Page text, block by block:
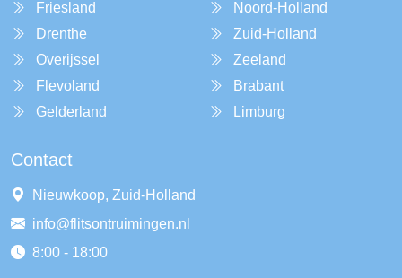
Friesland
Drenthe
Overijssel
Flevoland
Gelderland
Noord-Holland
Zuid-Holland
Zeeland
Brabant
Limburg
Contact
Nieuwkoop, Zuid-Holland
info@flitsontruimingen.nl
8:00 - 18:00